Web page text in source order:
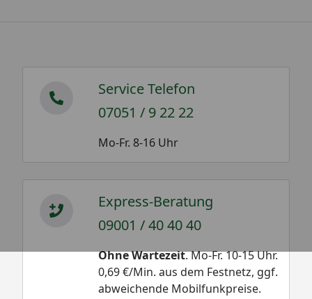
Service Telefon
07051 / 9 22 22
Mo-Fr. 8-16 Uhr
Express-Beratung
09001 / 40 40 40
Ohne Wartezeit. Mo-Fr. 10-15 Uhr.
0,69 €/Min. aus dem Festnetz, ggf.
abweichende Mobilfunkpreise.